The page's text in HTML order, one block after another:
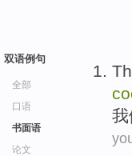
双语例句
全部
口语
书面语
论文
我